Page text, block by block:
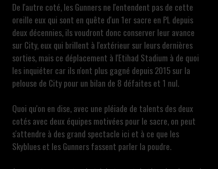
De l'autre coté, les Gunners ne l'entendent pas de cette
oreille eux qui sont en quête d'un 1er sacre en PL depuis
deux décennies, ils voudront donc conserver leur avance
sur City, eux qui brillent à l'extérieur sur leurs dernières
sorties, mais ce déplacement à l'Etihad Stadium à de quoi
les inquiéter car ils n'ont plus gagné depuis 2015 sur la
pelouse de City pour un bilan de 8 défaites et 1 nul.
Quoi qu'on en dise, avec une pléiade de talents des deux
cotés avec deux équipes motivées pour le sacre, on peut
s'attendre à des grand spectacle ici et à ce que les
Skyblues et les Gunners fassent parler la poudre.